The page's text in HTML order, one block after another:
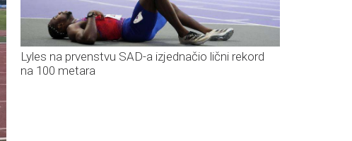
Lyles na prvenstvu SAD-a izjednačio lični rekord
na 100 metara